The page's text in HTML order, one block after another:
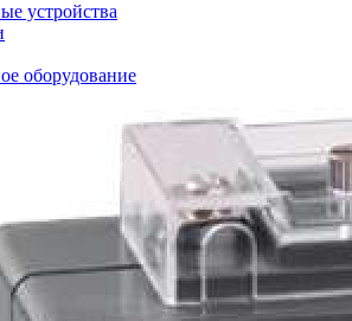
устройства
оборудование